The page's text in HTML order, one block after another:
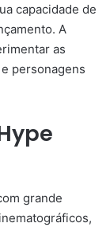
capacidade de
A
as
personagens
grande